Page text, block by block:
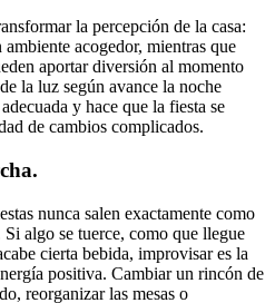
la percepción de la casa:
acogedor, mientras que
aportar diversión al momento
la luz según avance la noche
y hace que la fiesta se
de cambios complicados.
nunca salen exactamente como
algo se tuerce, como que llegue
cierta bebida, improvisar es la
positiva. Cambiar un rincón de
reorganizar las mesas o